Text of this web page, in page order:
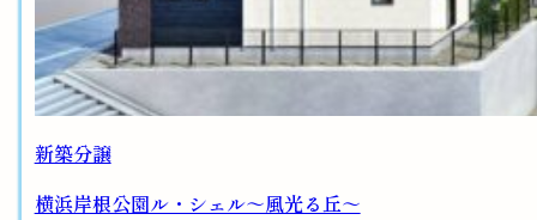
新築分譲
横浜岸根公園ル・シェル～風光る丘～